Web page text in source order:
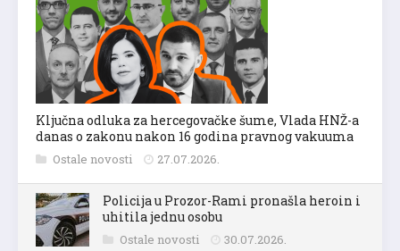
Ključna odluka za hercegovačke šume, Vlada HNŽ-a
danas o zakonu nakon 16 godina pravnog vakuuma
Ostale novosti 27.07.2026.
Policija u Prozor-Rami pronašla heroin i
uhitila jednu osobu
Ostale novosti 30.07.2026.